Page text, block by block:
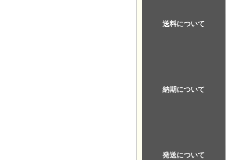
送料について
納期について
発送について